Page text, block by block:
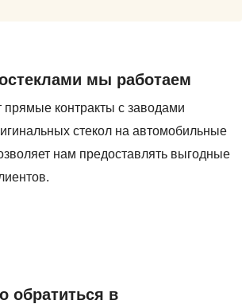
мы работаем
контракты с заводами
стекол на автомобильные
нам предоставлять выгодные
обратиться в